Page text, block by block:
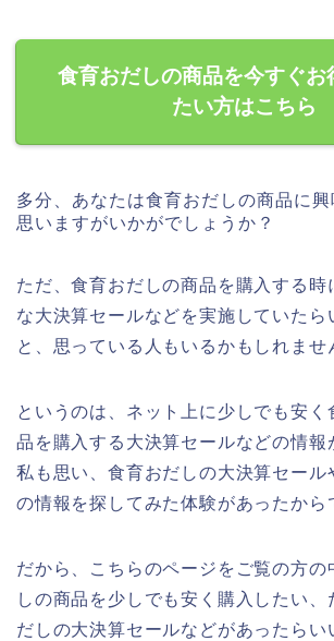
食育おだしの商品を今すぐお
たい方はこちら
多分、あなたは食育おだしの商品に興
思いますがいかがでしょうか？
ただ、食育おだしの商品を購入する時
な大決算セールなどを実施していたら
と、思っている人もいるかもしれませ
というのは、ネット上に少しでも安く
品を購入する大決算セールなどの情報
私も思い、食育おだしの大決算セール
の情報を探してみた体験があったから
だから、こちらのページをご覧の方の
しの商品を少しでも安く購入したい、
だしの大決算セールなどがあったらい